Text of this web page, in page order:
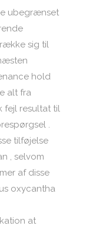
ubegrænset
sig til
hold
alt fra
fejl resultat til
.
tilføjelse
, selvom
af disse
oxycantha
at